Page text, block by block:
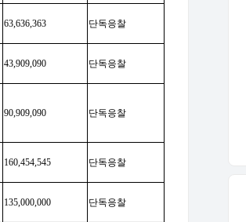
63,636,363 단독응찰
43,909,090 단독응찰
90,909,090 단독응찰
160,454,545 단독응찰
135,000,000 단독응찰